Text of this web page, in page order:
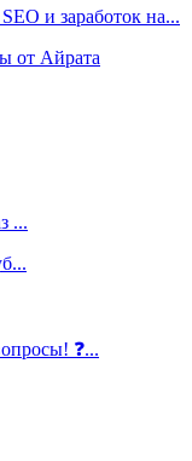
и заработок на...
от Айрата
...
❓...